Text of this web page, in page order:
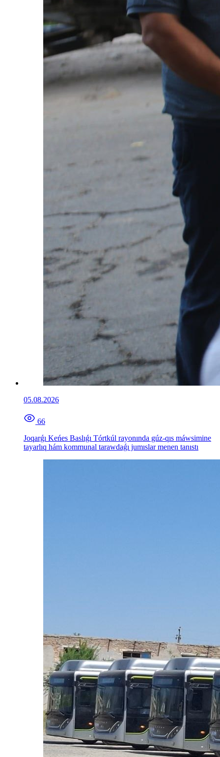
05.08.2026
66
Joqarǵı Keńes Baslıǵı Tórtkúl rayonında gúz-qıs máwsimine
tayarlıq hám kommunal tarawdaǵı jumıslar menen tanıstı